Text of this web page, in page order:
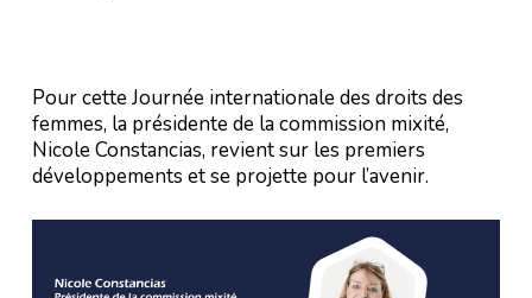
Pour cette Journée internationale des droits des
femmes, la présidente de la commission mixité,
Nicole Constancias, revient sur les premiers
développements et se projette pour l’avenir.